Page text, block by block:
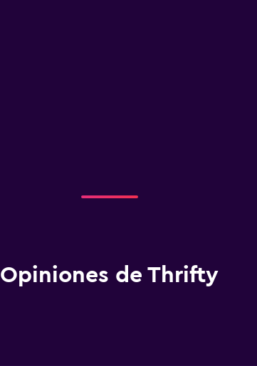
Opiniones de Thrifty